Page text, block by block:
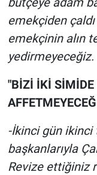
emekçiden
emekçinin alın
yedirmeyeceğiz.
"BİZİ İKİ SİMİDE
-İkinci gün ikinci
başkanlarıyla
Revize ettiğiniz